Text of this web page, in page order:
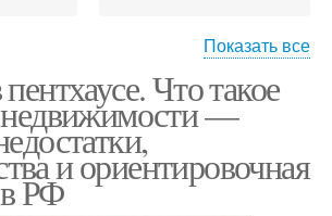
Показать все
Что такое
недвижимости —
и ориентировочная
РФ